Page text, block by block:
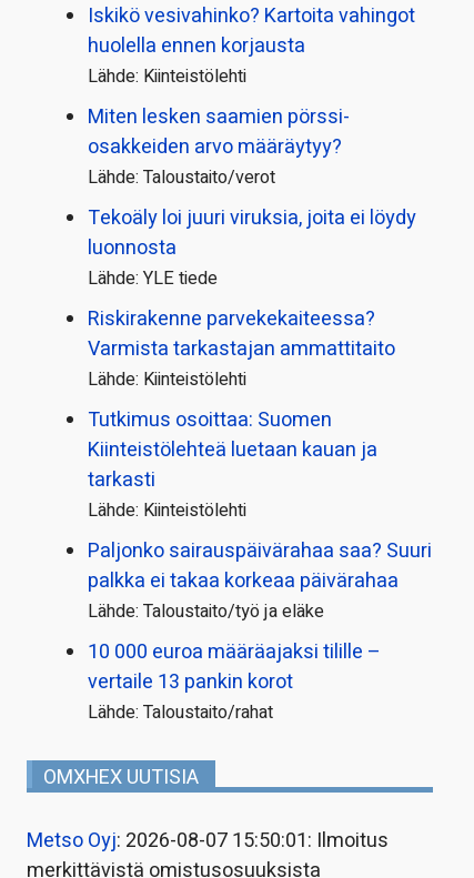
Iskikö vesivahinko? Kartoita vahingot
huolella ennen korjausta
Lähde: Kiinteistölehti
Miten lesken saamien pörssi­
osakkeiden arvo määräytyy?
Lähde: Taloustaito/verot
Tekoäly loi juuri viruksia, joita ei löydy
luonnosta
Lähde: YLE tiede
Riskirakenne parvekekaiteessa?
Varmista tarkastajan ammattitaito
Lähde: Kiinteistölehti
Tutkimus osoittaa: Suomen
Kiinteistölehteä luetaan kauan ja
tarkasti
Lähde: Kiinteistölehti
Paljonko sairauspäivä­rahaa saa? Suuri
palkka ei takaa korkeaa päivärahaa
Lähde: Taloustaito/työ ja eläke
10 000 euroa määräajaksi tilille –
vertaile 13 pankin korot
Lähde: Taloustaito/rahat
OMXHEX UUTISIA
Metso Oyj: 2026-08-07 15:50:01: Ilmoitus
merkittävistä omistusosuuksista